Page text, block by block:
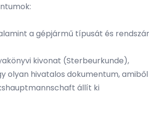
a gépjármű típusát és
kivonat (Sterbeurkunde),
olyan hivatalos dokumentum,
állít ki